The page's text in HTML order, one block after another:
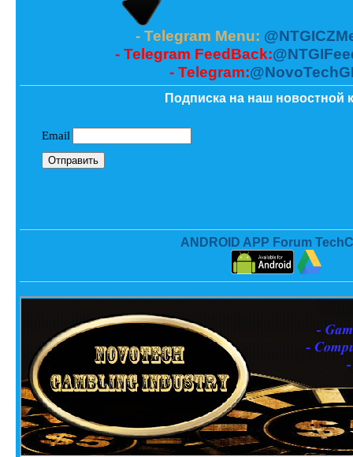
- Telegram Menu:
- Telegram FeedBack:
- Telegram:
Подписка на наш новостной
ANDROID APP Forum